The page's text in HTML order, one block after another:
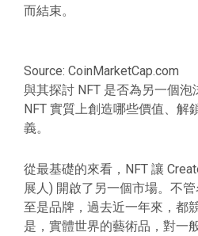
而結束。
Source: CoinMarketCap.com
與其探討 NFT 是否為另一個
NFT 實質上創造哪些價值、解
義。
從最基礎的來看，NFT 讓
展人) 開啟了另一個市場。不
至是品牌，過去近一年來，都
是，實體世界的藝術品，對一